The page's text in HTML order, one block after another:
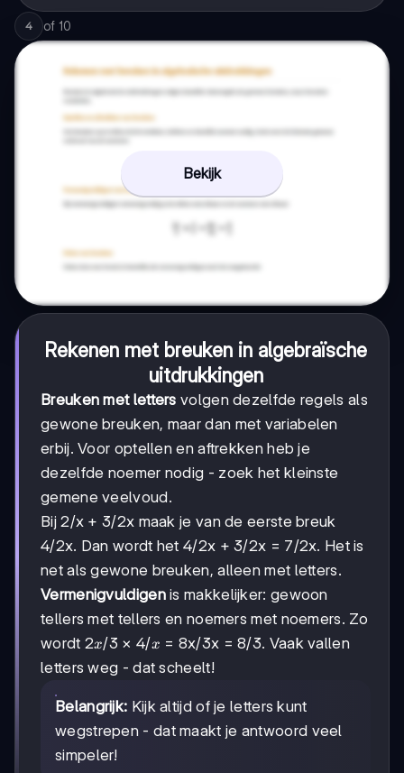
4 of 10
Bekijk
Rekenen met breuken in algebraïsche
uitdrukkingen
Breuken met letters volgen dezelfde regels als
gewone breuken, maar dan met variabelen
erbij. Voor optellen en aftrekken heb je
dezelfde noemer nodig - zoek het kleinste
gemene veelvoud.
Bij 2/x + 3/2x maak je van de eerste breuk
4/2x. Dan wordt het 4/2x + 3/2x = 7/2x. Het is
net als gewone breuken, alleen met letters.
Vermenigvuldigenis makkelijker: gewoon
tellers met tellers en noemers met noemers. Zo
wordt 2x/3
2x/3 × 4/x
4/x = 8x/3x = 8/3. Vaak vallen
letters weg - dat scheelt!
Belangrijk: Kijk altijd of je letters kunt
wegstrepen - dat maakt je antwoord veel
simpeler!